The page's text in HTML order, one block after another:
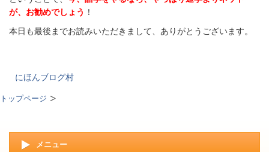
が、お勧めでしょう ！
本日も最後までお読みいただきまして、ありがとうございます。
にほんブログ村
トップページ
メニュー